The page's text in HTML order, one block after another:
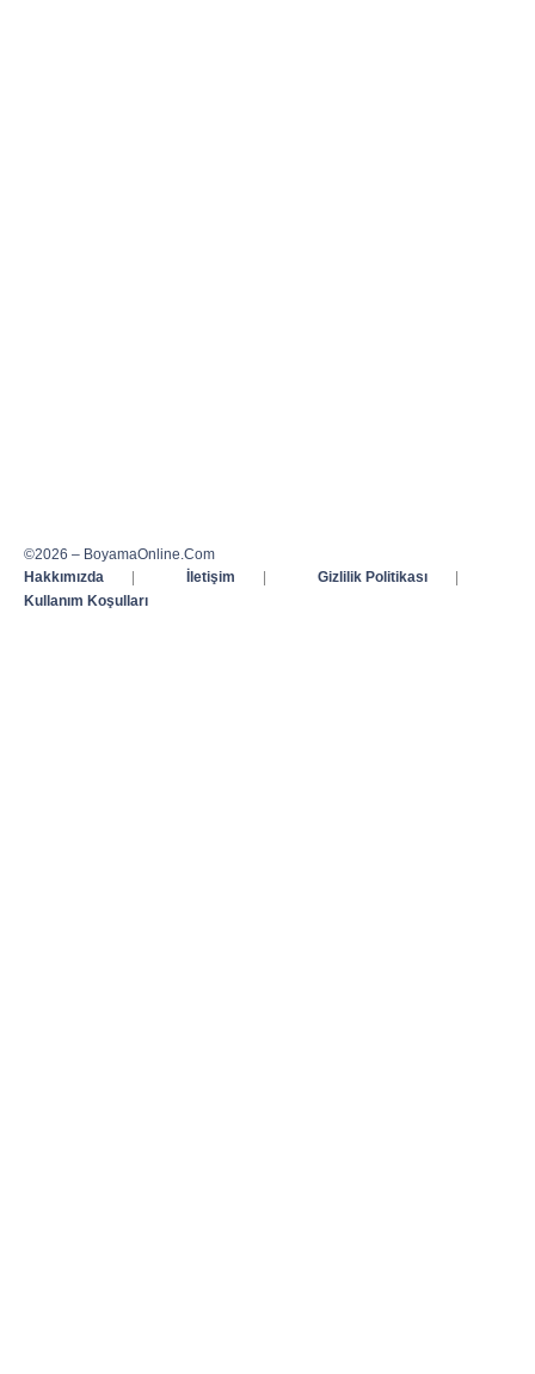
©2026 – BoyamaOnline.Com
Hakkımızda
| İletişim | Gizlilik Politikası
|
Kullanım Koşulları